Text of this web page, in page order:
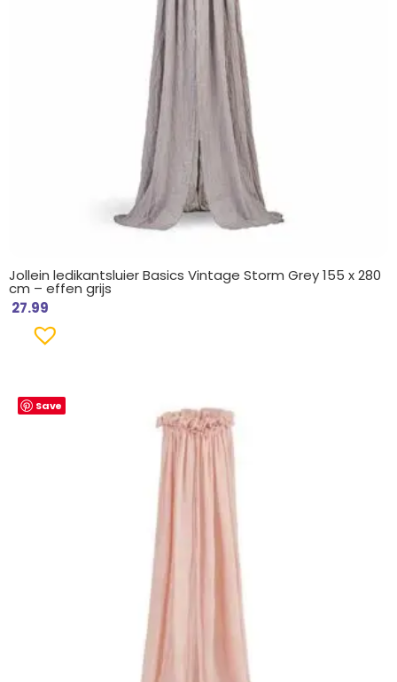
Jollein ledikantsluier Basics Vintage Storm Grey 155 x 280
cm – effen grijs
27.99
Save